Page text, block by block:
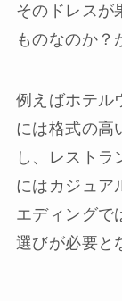
そのドレスが
ものなのか？
例えばホテル
には格式の高
し、レスト
にはカジュア
エディングで
選びが必要と